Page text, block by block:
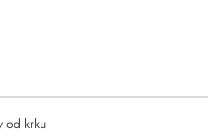
od krku